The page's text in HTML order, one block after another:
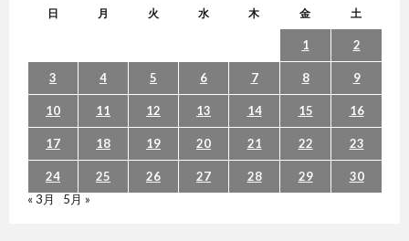
日 月 火 水 木 金 土
1 2
3 4 5 6 7 8 9
10 11 12 13 14 15 16
17 18 19 20 21 22 23
24 25 26 27 28 29
30
« 3月
5月 »